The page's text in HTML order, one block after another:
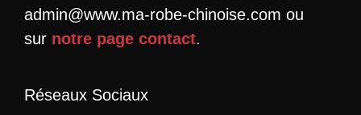
admin@www.ma-robe-chinoise.com ou
sur notre page contact.
Réseaux Sociaux